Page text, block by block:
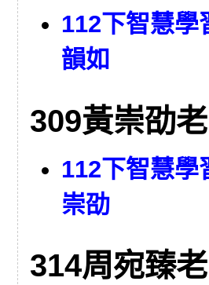
112下智慧學
韻如
309黃崇劭
112下智慧學
崇劭
314周宛臻